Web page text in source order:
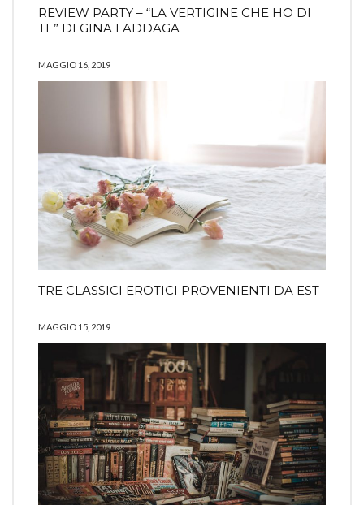
REVIEW PARTY – “LA VERTIGINE CHE HO DI
TE” DI GINA LADDAGA
MAGGIO 16, 2019
TRE CLASSICI EROTICI PROVENIENTI DA EST
MAGGIO 15, 2019